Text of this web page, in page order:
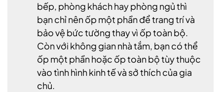
bếp, phòng khách hay phòng ngủ thì
bạn chỉ nên ốp một phần để trang trí và
bảo vệ bức tường thay vì ốp toàn bộ.
Còn với không gian nhà tắm, bạn có thể
ốp một phần hoặc ốp toàn bộ tùy thuộc
vào tình hình kinh tế và sở thích của gia
chủ.